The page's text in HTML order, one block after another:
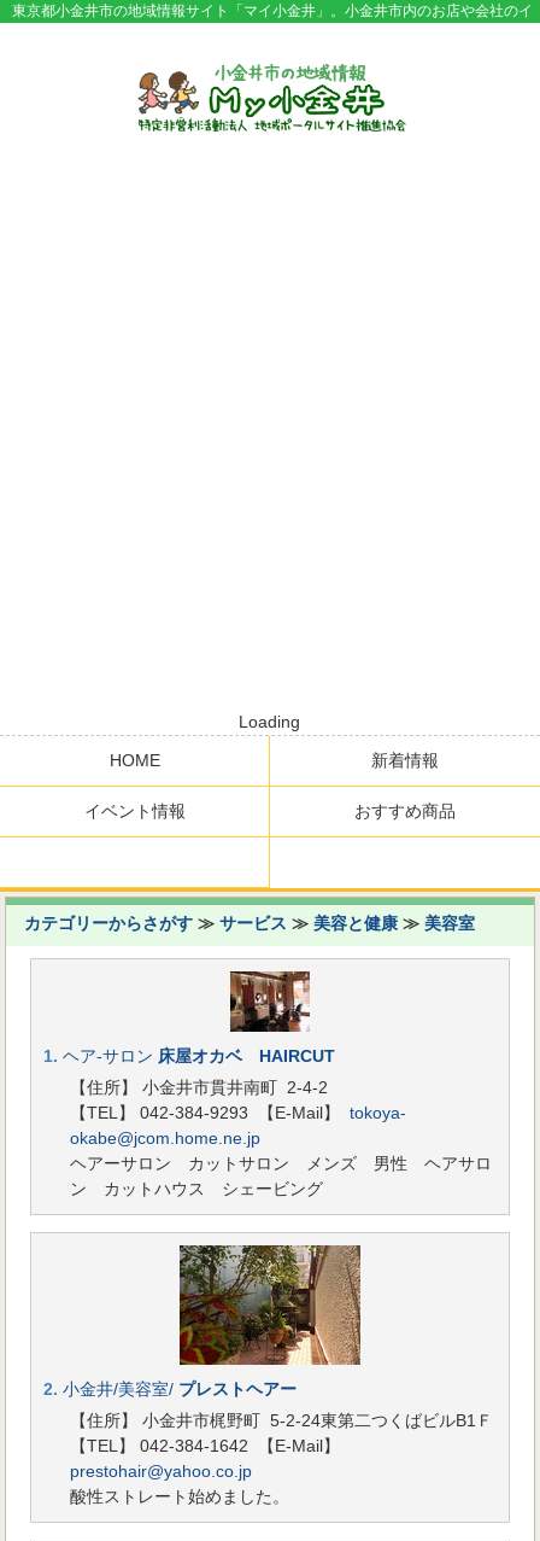
東京都小金井市の地域情報サイト「マイ小金井」。小金井市内のお店や会社のイ
Loading
HOME
新着情報
イベント情報 おすすめ商品
カテゴリーからさがす ≫サービス ≫美容と健康 ≫美容室
1. ヘア-サロン 床屋オカベ HAIRCUT
【住所】 小金井市貫井南町 2-4-2
【TEL】 042-384-9293
【E-Mail】tokoya-
okabe@jcom.home.ne.jp
ヘアーサロン カットサロン メンズ 男性 ヘアサロ
ン カットハウス シェービング
2. 小金井/美容室/ プレストヘアー
【住所】 小金井市梶野町 5-2-24東第二つくばビルB1Ｆ
【TEL】 042-384-1642
【E-Mail】
prestohair@yahoo.co.jp
酸性ストレート始めました。